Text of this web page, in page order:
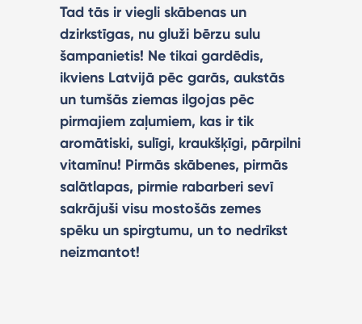
Tad tās ir viegli skābenas un
dzirkstīgas, nu gluži bērzu sulu
šampanietis! Ne tikai gardēdis,
ikviens Latvijā pēc garās, aukstās
un tumšās ziemas ilgojas pēc
pirmajiem zaļumiem, kas ir tik
aromātiski, sulīgi, kraukšķīgi, pārpilni
vitamīnu! Pirmās skābenes, pirmās
salātlapas, pirmie rabarberi sevī
sakrājuši visu mostošās zemes
spēku un spirgtumu, un to nedrīkst
neizmantot!